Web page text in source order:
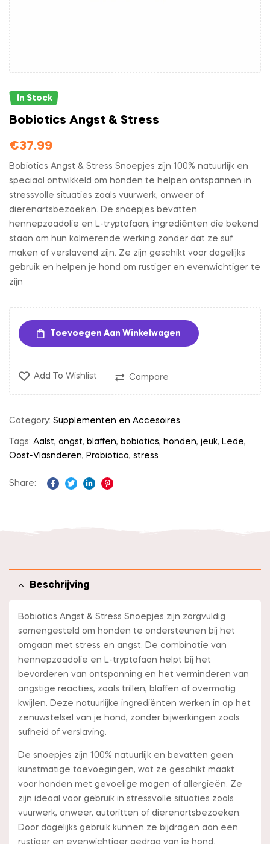
In Stock
Bobiotics Angst & Stress
€37.99
Bobiotics Angst & Stress Snoepjes zijn 100% natuurlijk en
speciaal ontwikkeld om honden te helpen ontspannen in
stressvolle situaties zoals vuurwerk, onweer of
dierenartsbezoeken. De snoepjes bevatten
hennepzaadolie en L-tryptofaan, ingrediënten die bekend
staan om hun kalmerende werking zonder dat ze suf
maken of verslavend zijn. Ze zijn geschikt voor dagelijks
gebruik en helpen je hond om rustiger en evenwichtiger te
zijn
Toevoegen Aan Winkelwagen
Add To Wishlist Compare
Category: Supplementen en Accesoires
Tags: Aalst, angst, blaffen, bobiotics, honden, jeuk, Lede,
Oost-Vlasnderen, Probiotica, stress
Share:
Beschrijving
Bobiotics Angst & Stress Snoepjes zijn zorgvuldig
samengesteld om honden te ondersteunen bij het
omgaan met stress en angst. De combinatie van
hennepzaadolie en L-tryptofaan helpt bij het
bevorderen van ontspanning en het verminderen van
angstige reacties, zoals trillen, blaffen of overmatig
kwijlen. Deze natuurlijke ingrediënten werken in op het
zenuwstelsel van je hond, zonder bijwerkingen zoals
sufheid of verslaving.
De snoepjes zijn 100% natuurlijk en bevatten geen
kunstmatige toevoegingen, wat ze geschikt maakt
voor honden met gevoelige magen of allergieën. Ze
zijn ideaal voor gebruik in stressvolle situaties zoals
vuurwerk, onweer, autoritten of dierenartsbezoeken.
Door dagelijks gebruik kunnen ze bijdragen aan een
rustiger en evenwichtiger gedrag van je hond.